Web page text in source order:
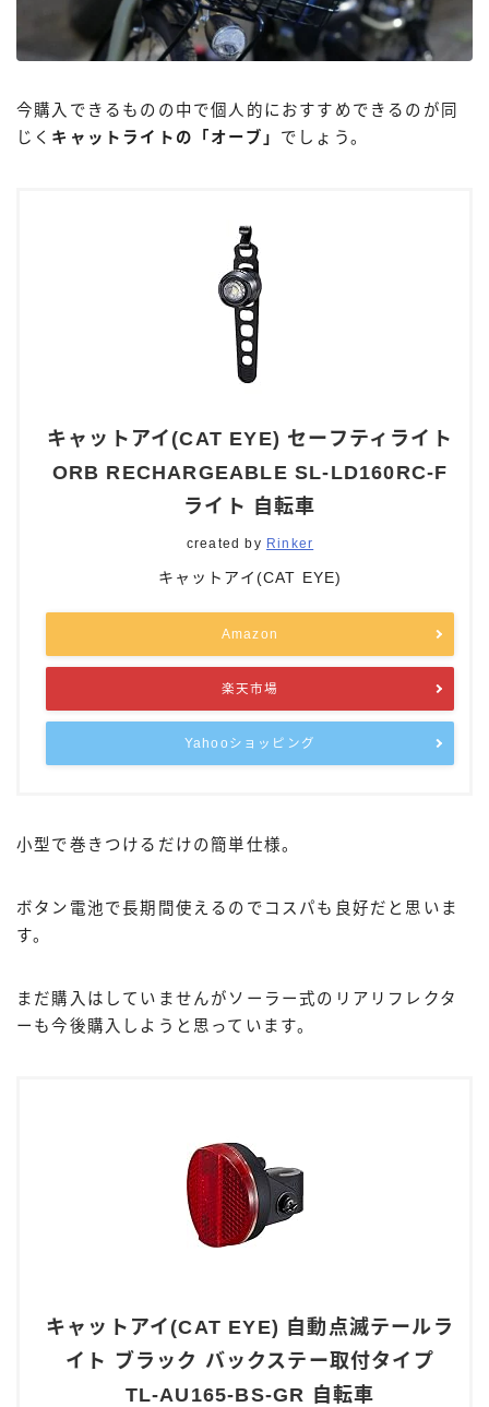
今購入できるものの中で個人的におすすめできるのが同
じく キャットライトの「オーブ」 でしょう。
キャットアイ(CAT EYE) セーフティライト
ORB RECHARGEABLE SL-LD160RC-F
ライト 自転車
created by Rinker
キャットアイ(CAT EYE)
Amazon
楽天市場
Yahooショッピング
小型で巻きつけるだけの簡単仕様。
ボタン電池で長期間使えるのでコスパも良好だと思いま
す。
まだ購入はしていませんがソーラー式のリアリフレクタ
ーも今後購入しようと思っています。
キャットアイ(CAT EYE) 自動点滅テールラ
イト ブラック バックステー取付タイプ
TL-AU165-BS-GR 自転車